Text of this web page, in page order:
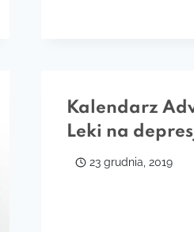
Kalendarz
Leki na
23 grudnia, 2019